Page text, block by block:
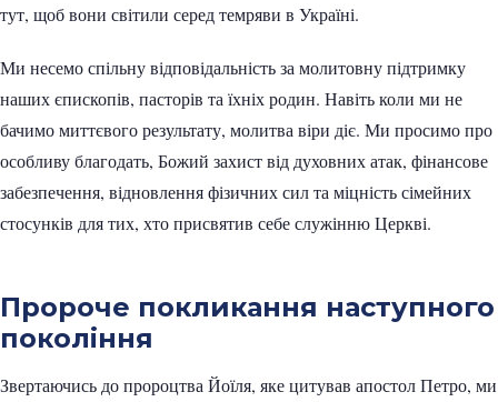
тут, щоб вони світили серед темряви в Україні.
Ми несемо спільну відповідальність за молитовну підтримку
наших єпископів, пасторів та їхніх родин. Навіть коли ми не
бачимо миттєвого результату, молитва віри діє. Ми просимо про
особливу благодать, Божий захист від духовних атак, фінансове
забезпечення, відновлення фізичних сил та міцність сімейних
стосунків для тих, хто присвятив себе служінню Церкві.
Пророче покликання наступного
покоління
Звертаючись до пророцтва Йоїля, яке цитував апостол Петро, ми